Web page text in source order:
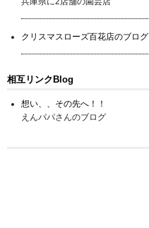
クリスマスローズ百花店のブログ
相互リンクBlog
想い、、その先へ！！
えんパパさんのブログ